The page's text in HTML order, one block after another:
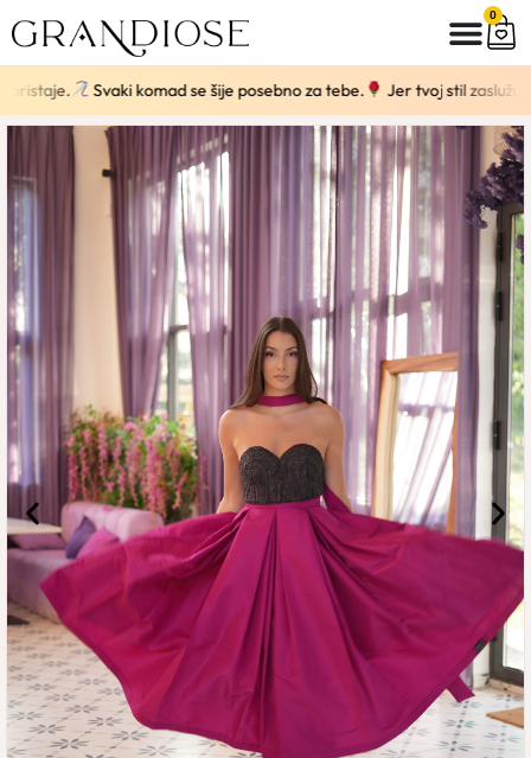
0
Svaki komad se šije posebno za tebe. Jer tvoj stil zaslužuje